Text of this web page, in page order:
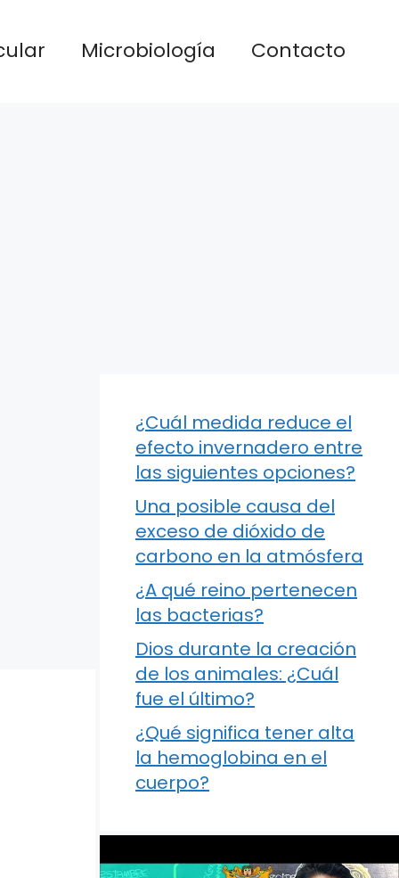
Microbiología Contacto
¿Cuál medida reduce el
efecto invernadero entre
las siguientes opciones?
Una posible causa del
exceso de dióxido de
carbono en la atmósfera
¿A qué reino pertenecen
las bacterias?
Dios durante la creación
de los animales: ¿Cuál
fue el último?
¿Qué significa tener alta
la hemoglobina en el
cuerpo?